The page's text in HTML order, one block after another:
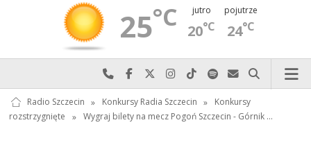
25°C jutro
20°C
pojutrze
24°C
Najlepiej po prostu do nas zadzwoń
Odwiedź nas na Facebook-u
Odwiedź nas na X
Odwiedź nas na Instagram-ie
Odwiedź nas na TikTok-u
Szukaj nas na Spotify
Wyślij do nas
Szukaj
Radio Szczecin » Konkursy Radia Szczecin »
Konkursy
rozstrzygnięte
» Wygraj bilety na mecz Pogoń Szczecin - Górnik …